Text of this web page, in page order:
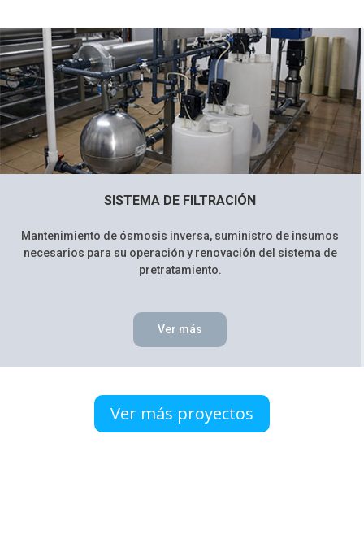
SISTEMA DE FILTRACIÓN
Mantenimiento de ósmosis inversa, suministro de insumos
necesarios para su operación y renovación del sistema de
pretratamiento.
Ver más
Ver más proyectos